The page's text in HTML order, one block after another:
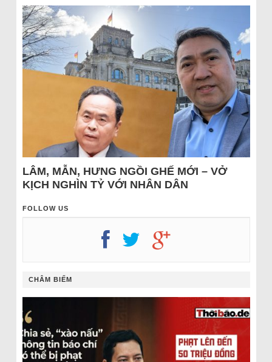
LÂM, MẪN, HƯNG NGỒI GHẾ MỚI – VỞ
KỊCH NGHÌN TỶ VỚI NHÂN DÂN
FOLLOW US
CHÂM BIẾM